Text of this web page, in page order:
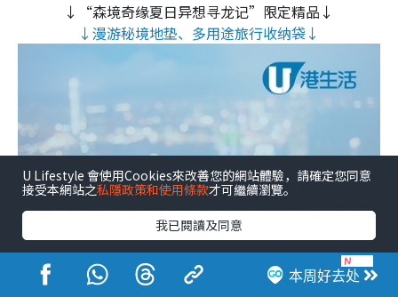
↓“森境奇缘夏日异想寻龙记”限定精品↓
↓漫游秘境地垫、多用途旅行收纳袋↓
↓ 【免费送】香港运动节2026电子门票！↓
↓ 设过百运动用品摊位 / 可现场体验多项新颖运动及观赏
赛事🔥 ↓
本周好去处
U Lifestyle 會使用Cookies來改善您的網站體驗，請確定您同意
接受本網站之私隱政策和使用條款才可繼續瀏覽。
我已閱讀及同意